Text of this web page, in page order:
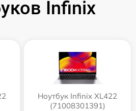
Infinix
Ноутбук Infinix XL422
(71008301391)